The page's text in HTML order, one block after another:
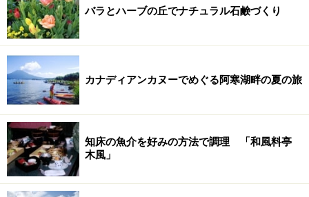
バラとハーブの丘でナチュラル石鹸づくり
カナディアンカヌーでめぐる阿寒湖畔の夏の旅
知床の魚介を好みの方法で調理 「和風料亭
木風」